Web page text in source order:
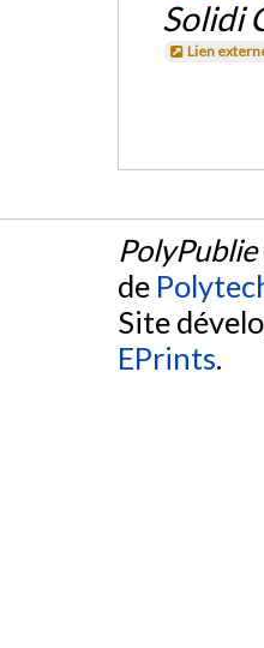
Solidi
Lien
PolyPublie
de
Site
EPrints.